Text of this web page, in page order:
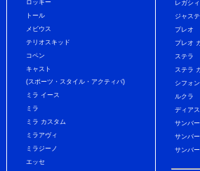
ロッキー
トール
メビウス
テリオスキッド
コペン
キャスト
(スポーツ・スタイル・アクティバ)
ミラ イース
ミラ
ミラ カスタム
ミラアヴィ
ミラジーノ
エッセ
レガシ
ジャス
プレオ
プレオ
ステラ
ステラ
シフォ
ルクラ
ディア
サンバ
サンバ
サンバ